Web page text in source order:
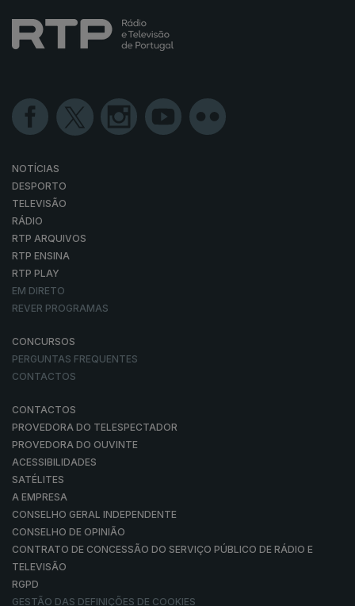
NOTÍCIAS
DESPORTO
TELEVISÃO
RÁDIO
RTP ARQUIVOS
RTP ENSINA
RTP PLAY
EM DIRETO
REVER PROGRAMAS
CONCURSOS
PERGUNTAS FREQUENTES
CONTACTOS
CONTACTOS
PROVEDORA DO TELESPECTADOR
PROVEDORA DO OUVINTE
ACESSIBILIDADES
SATÉLITES
A EMPRESA
CONSELHO GERAL INDEPENDENTE
CONSELHO DE OPINIÃO
CONTRATO DE CONCESSÃO DO SERVIÇO PÚBLICO DE RÁDIO E
TELEVISÃO
RGPD
GESTÃO DAS DEFINIÇÕES DE COOKIES